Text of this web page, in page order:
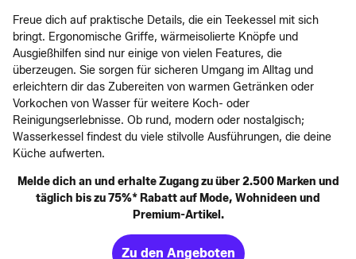
Freue dich auf praktische Details, die ein Teekessel mit sich
bringt. Ergonomische Griffe, wärmeisolierte Knöpfe und
Ausgießhilfen sind nur einige von vielen Features, die
überzeugen. Sie sorgen für sicheren Umgang im Alltag und
erleichtern dir das Zubereiten von warmen Getränken oder
Vorkochen von Wasser für weitere Koch- oder
Reinigungserlebnisse. Ob rund, modern oder nostalgisch;
Wasserkessel findest du viele stilvolle Ausführungen, die deine
Küche aufwerten.
Melde dich an und erhalte Zugang zu über 2.500 Marken und
täglich bis zu 75%* Rabatt auf Mode, Wohnideen und
Premium-Artikel.
Zu den Angeboten